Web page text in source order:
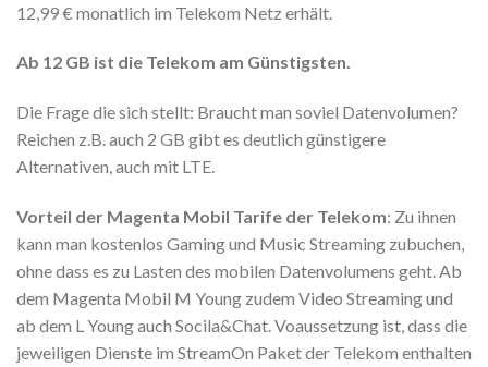
12,99 € monatlich im Telekom Netz erhält.
Ab 12 GB ist die Telekom am Günstigsten.
Die Frage die sich stellt: Braucht man soviel Datenvolumen?
Reichen z.B. auch 2 GB gibt es deutlich günstigere
Alternativen, auch mit LTE.
Vorteil der Magenta Mobil Tarife der Telekom: Zu ihnen
kann man kostenlos Gaming und Music Streaming zubuchen,
ohne dass es zu Lasten des mobilen Datenvolumens geht. Ab
dem Magenta Mobil M Young zudem Video Streaming und
ab dem L Young auch Socila&Chat. Voaussetzung ist, dass die
jeweiligen Dienste im StreamOn Paket der Telekom enthalten